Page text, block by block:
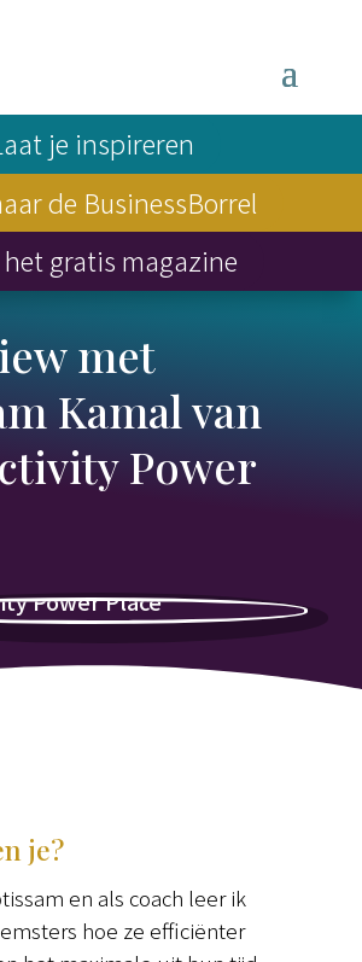
je inspireren
de BusinessBorrel
het gratis magazine
met
Kamal van
Power
je?
en als coach leer ik
hoe ze efficiënter